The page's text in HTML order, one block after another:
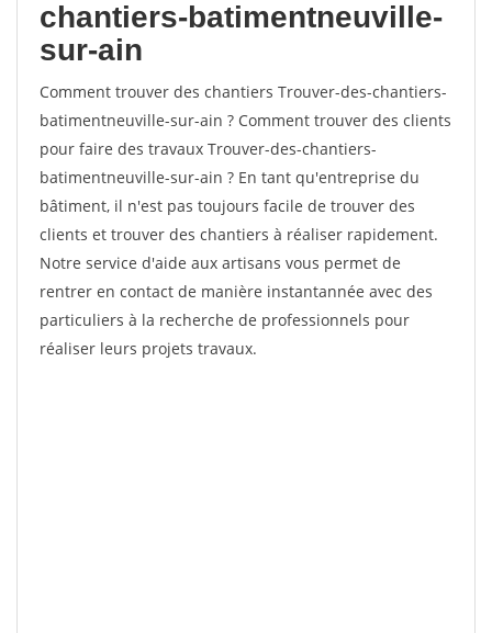
chantiers-batimentneuville-
sur-ain
Comment trouver des chantiers Trouver-des-chantiers-
batimentneuville-sur-ain ? Comment trouver des clients
pour faire des travaux Trouver-des-chantiers-
batimentneuville-sur-ain ? En tant qu'entreprise du
bâtiment, il n'est pas toujours facile de trouver des
clients et trouver des chantiers à réaliser rapidement.
Notre service d'aide aux artisans vous permet de
rentrer en contact de manière instantannée avec des
particuliers à la recherche de professionnels pour
réaliser leurs projets travaux.